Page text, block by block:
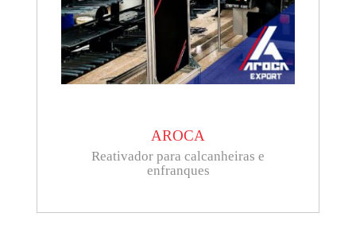
AROCA
Reativador para calcanheiras e
enfranques